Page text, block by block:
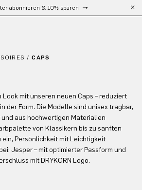
abonnieren & 10% sparen
/CAPS
mit unseren neuen Caps – reduziert
der Form. Die Modelle sind unisex tragbar,
aus hochwertigen Materialien
von Klassikern bis zu sanften
Persönlichkeit mit Leichtigkeit
Jesper – mit optimierter Passform und
mit DRYKORN Logo.